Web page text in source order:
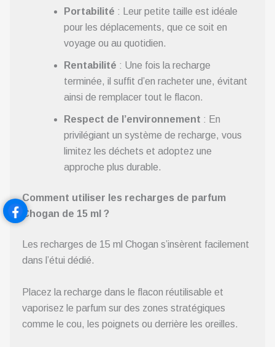
Portabilité : Leur petite taille est idéale
pour les déplacements, que ce soit en
voyage ou au quotidien.
Rentabilité : Une fois la recharge
terminée, il suffit d’en racheter une, évitant
ainsi de remplacer tout le flacon.
Respect de l’environnement : En
privilégiant un système de recharge, vous
limitez les déchets et adoptez une
approche plus durable.
Comment utiliser les recharges de parfum
Chogan de 15 ml ?
Les recharges de 15 ml Chogan s’insèrent facilement
dans l’étui dédié.
Placez la recharge dans le flacon réutilisable et
vaporisez le parfum sur des zones stratégiques
comme le cou, les poignets ou derrière les oreilles.